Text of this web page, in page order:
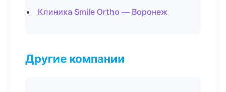
Клиника Smile Ortho — Воронеж
Другие компании